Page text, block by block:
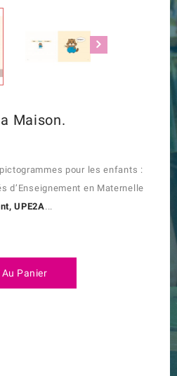
Maison.
pour les enfants :
d’Enseignement en Maternelle
UPE2A...
Panier